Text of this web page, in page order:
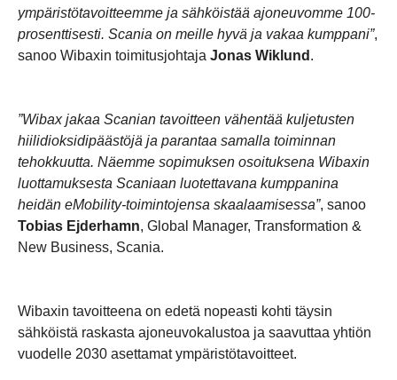
ympäristötavoitteemme ja sähköistää ajoneuvomme 100-
prosenttisesti. Scania on meille hyvä ja vakaa kumppani”,
sanoo Wibaxin toimitusjohtaja Jonas Wiklund .
”Wibax jakaa Scanian tavoitteen vähentää kuljetusten
hiilidioksidipäästöjä ja parantaa samalla toiminnan
tehokkuutta. Näemme sopimuksen osoituksena Wibaxin
luottamuksesta Scaniaan luotettavana kumppanina
heidän eMobility-toimintojensa skaalaamisessa”, sanoo
Tobias Ejderhamn, Global Manager, Transformation &
New Business, Scania.
Wibaxin tavoitteena on edetä nopeasti kohti täysin
sähköistä raskasta ajoneuvokalustoa ja saavuttaa yhtiön
vuodelle 2030 asettamat ympäristötavoitteet.